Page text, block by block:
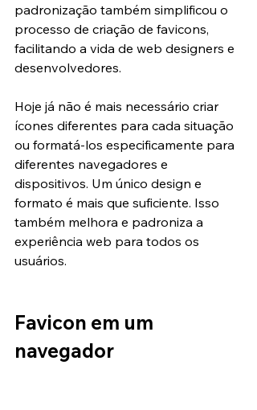
padronização também simplificou o
processo de criação de favicons,
facilitando a vida de web designers e
desenvolvedores.
Hoje já não é mais necessário criar
ícones diferentes para cada situação
ou formatá-los especificamente para
diferentes navegadores e
dispositivos. Um único design e
formato é mais que suficiente. Isso
também melhora e padroniza a
experiência web para todos os
usuários.
Favicon em um
navegador